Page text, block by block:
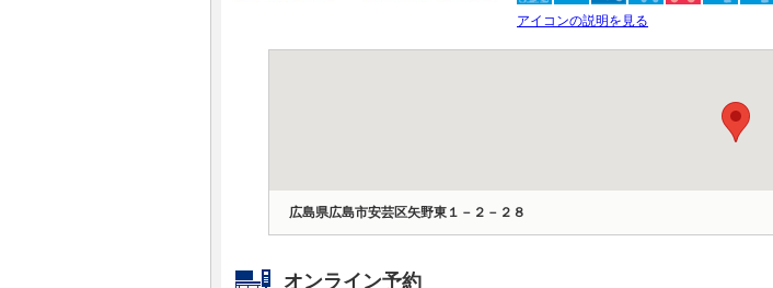
アイコンの説明を見る
広島県広島市安芸区矢野東１－２－２８
オンライン予約